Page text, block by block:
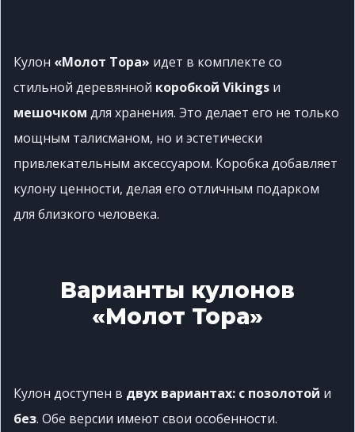
Кулон «Молот Тора» идет в комплекте со
стильной деревянной коробкой Vikings и
мешочком для хранения. Это делает его не только
мощным талисманом, но и эстетически
привлекательным аксессуаром. Коробка добавляет
кулону ценности, делая его отличным подарком
для близкого человека.
Варианты кулонов
«Молот Тора»
Кулон доступен в двух вариантах: с позолотой и
без. Обе версии имеют свои особенности.